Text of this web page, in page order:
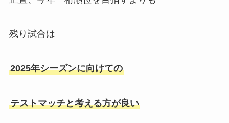
残り試合は
2025年シーズンに向けての
テストマッチと考える方が良い